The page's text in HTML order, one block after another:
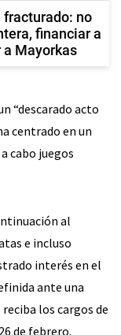
fracturado: no
financiar a
Mayorkas
“descarado acto
centrado en un
cabo juegos
al
e incluso
interés en el
ante una
los cargos de
de febrero.